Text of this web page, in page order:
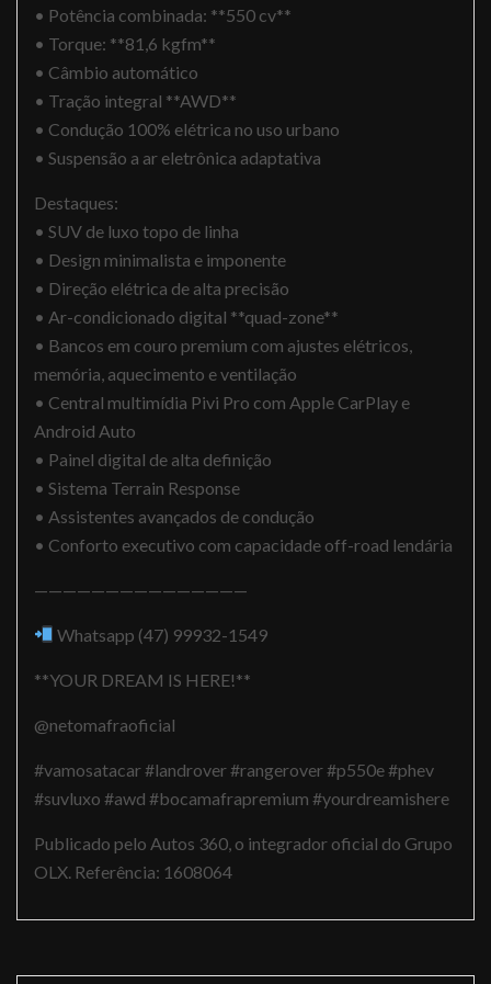
• Potência combinada: **550 cv**
• Torque: **81,6 kgfm**
• Câmbio automático
• Tração integral **AWD**
• Condução 100% elétrica no uso urbano
• Suspensão a ar eletrônica adaptativa
Destaques:
• SUV de luxo topo de linha
• Design minimalista e imponente
• Direção elétrica de alta precisão
• Ar-condicionado digital **quad-zone**
• Bancos em couro premium com ajustes elétricos,
memória, aquecimento e ventilação
• Central multimídia Pivi Pro com Apple CarPlay e
Android Auto
• Painel digital de alta definição
• Sistema Terrain Response
• Assistentes avançados de condução
• Conforto executivo com capacidade off-road lendária
———————————————
Whatsapp (47) 99932-1549
**YOUR DREAM IS HERE!**
@netomafraoficial
#vamosatacar #landrover #rangerover #p550e #phev
#suvluxo #awd #bocamafrapremium #yourdreamishere
Publicado pelo Autos 360, o integrador oficial do Grupo
OLX. Referência: 1608064